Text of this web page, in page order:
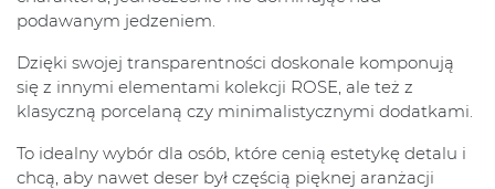
podawanym jedzeniem.
Dzięki swojej transparentności doskonale komponują
się z innymi elementami kolekcji ROSE, ale też z
klasyczną porcelaną czy minimalistycznymi dodatkami.
To idealny wybór dla osób, które cenią estetykę detalu i
chcą, aby nawet deser był częścią pięknej aranżacji